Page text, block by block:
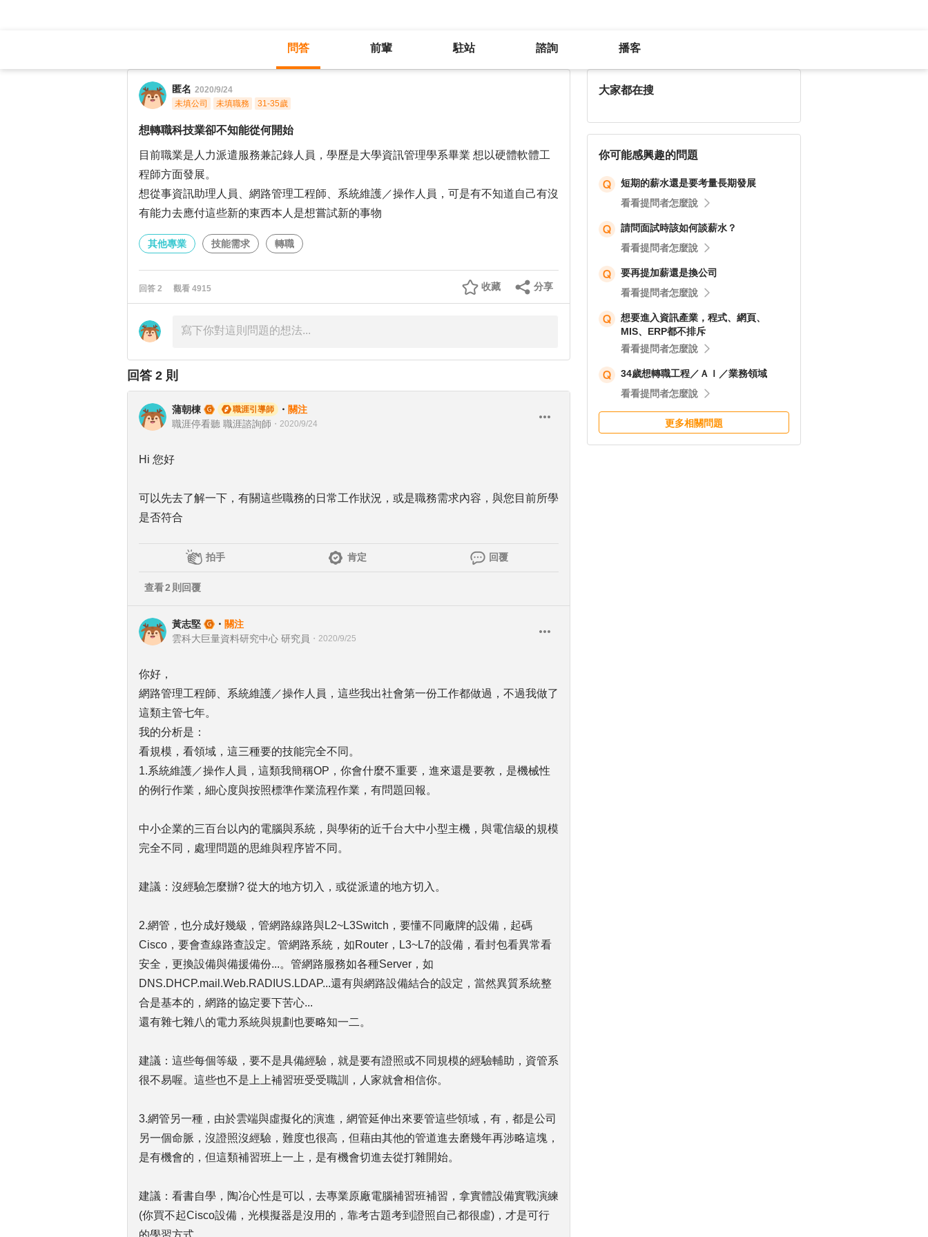
問答 前輩 駐站 諮詢 播客
匿名 2020/9/24
未填公司
未填職務 31-35歲
想轉職科技業卻不知能從何開始
目前職業是人力派遣服務兼記錄人員，學歷是大學資訊管理學系畢業 想以硬體軟體工
程師方面發展。
想從事資訊助理人員、網路管理工程師、系統維護／操作人員，可是有不知道自己有沒
有能力去應付這些新的東西本人是想嘗試新的事物
其他專業 技能需求 轉職
回答 2 觀看 4915 分享
收藏
回答 2 則
蒲朝棟 職涯引導師 ・ 關注
職涯停看聽 職涯諮詢師 ・ 2020/9/24
Hi 您好
可以先去了解一下，有關這些職務的日常工作狀況，或是職務需求內容，與您目前所學
是否符合
拍手 肯定 回覆
查看2 則回覆
黃志堅 ・ 關注
雲科大巨量資料研究中心 研究員 ・ 2020/9/25
你好，
網路管理工程師、系統維護／操作人員，這些我出社會第一份工作都做過，不過我做了
這類主管七年。
我的分析是：
看規模，看領域，這三種要的技能完全不同。
1.系統維護／操作人員，這類我簡稱OP，你會什麼不重要，進來還是要教，是機械性
的例行作業，細心度與按照標準作業流程作業，有問題回報。
中小企業的三百台以內的電腦與系統，與學術的近千台大中小型主機，與電信級的規模
完全不同，處理問題的思維與程序皆不同。
建議：沒經驗怎麼辦? 從大的地方切入，或從派遣的地方切入。
2.網管，也分成好幾級，管網路線路與L2~L3Switch，要懂不同廠牌的設備，起碼
Cisco，要會查線路查設定。管網路系統，如Router，L3~L7的設備，看封包看異常看
安全，更換設備與備援備份...。管網路服務如各種Server，如
DNS.DHCP.mail.Web.RADIUS.LDAP...還有與網路設備結合的設定，當然異質系統整
合是基本的，網路的協定要下苦心...
還有雜七雜八的電力系統與規劃也要略知一二。
建議：這些每個等級，要不是具備經驗，就是要有證照或不同規模的經驗輔助，資管系
很不易喔。這些也不是上上補習班受受職訓，人家就會相信你。
3.網管另一種，由於雲端與虛擬化的演進，網管延伸出來要管這些領域，有，都是公司
另一個命脈，沒證照沒經驗，難度也很高，但藉由其他的管道進去磨幾年再涉略這塊，
是有機會的，但這類補習班上一上，是有機會切進去從打雜開始。
建議：看書自學，陶冶心性是可以，去專業原廠電腦補習班補習，拿實體設備實戰演練
(你買不起Cisco設備，光模擬器是沒用的，靠考古題考到證照自己都很虛)，才是可行
的學習方式。
大家都在搜
你可能感興趣的問題
短期的薪水還是要考量長期發展
看看提問者怎麼說
請問面試時該如何談薪水？
看看提問者怎麼說
要再提加薪還是換公司
看看提問者怎麼說
想要進入資訊產業，程式、網頁、
MIS、ERP都不排斥
看看提問者怎麼說
34歲想轉職工程／ＡＩ／業務領域
看看提問者怎麼說
更多相關問題